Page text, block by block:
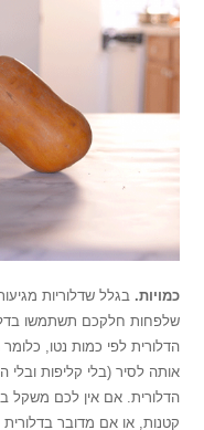
כמויות. בגלל שדלוריות
שלפחות חלקכם תשתמשו
הדלורית לפי כמות נטו,
אותה לסיר (בלי קליפות ובלי
קטנות, או אם מדובר בדלורית